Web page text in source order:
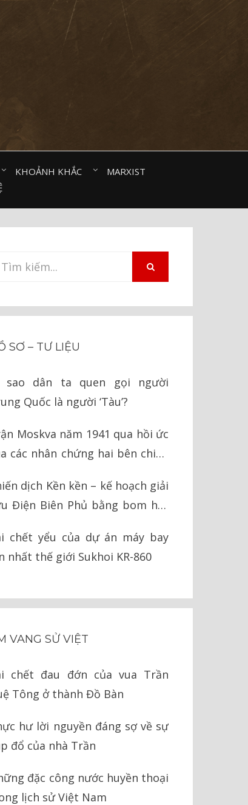
KHOẢNH KHẮC⠀
MARXIST⠀
SƠ – TƯ LIỆU
sao dân ta quen gọi người
Quốc là người ‘Tàu’?
Moskva năm 1941 qua hồi ức
các nhân chứng hai bên chiến
dịch Kền kền – kế hoạch giải
Điện Biên Phủ bằng bom hạt
chết yểu của dự án máy bay
nhất thế giới Sukhoi KR-860
VANG SỬ VIỆT
chết đau đớn của vua Trần
Tông ở thành Đồ Bàn
hư lời nguyền đáng sợ về sự
đổ của nhà Trần
đặc công nước huyền thoại
lịch sử Việt Nam